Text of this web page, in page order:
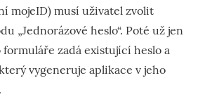
mojeID) musí uživatel zvolit
„Jednorázové heslo“. Poté už jen
zadá existující heslo a
vygeneruje aplikace v jeho